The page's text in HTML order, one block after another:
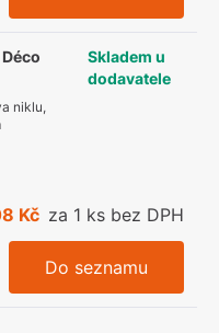
niklu,
Skladem u
dodavatele
Kč za 1 ks bez DPH
Do seznamu